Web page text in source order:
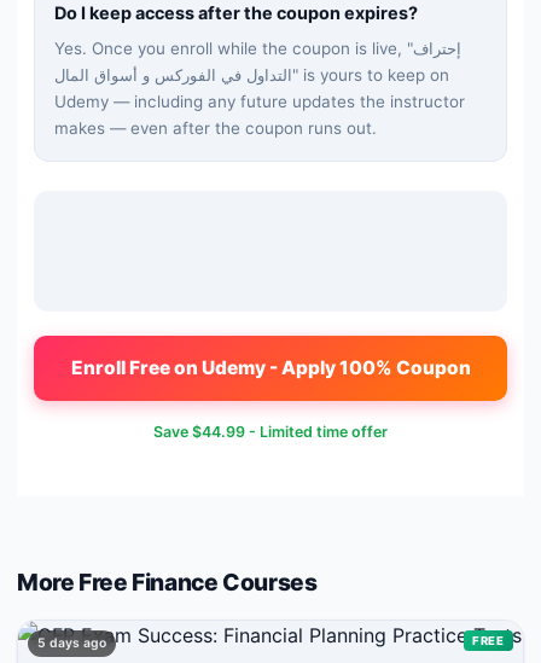
Do I keep access after the coupon expires?
Yes. Once you enroll while the coupon is live, "إحتراف
التداول في الفوركس و أسواق المال" is yours to keep on
Udemy — including any future updates the instructor
makes — even after the coupon runs out.
Enroll Free on Udemy - Apply 100% Coupon
Save $44.99 - Limited time offer
More Free Finance Courses
5 days ago FREE